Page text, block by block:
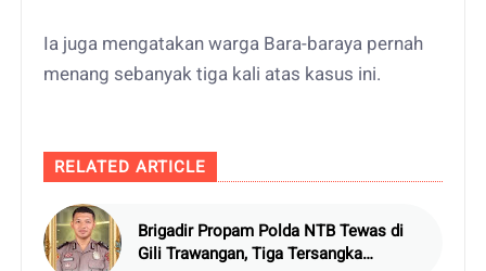
Ia juga mengatakan warga Bara-baraya pernah
menang sebanyak tiga kali atas kasus ini.
RELATED ARTICLE
Brigadir Propam Polda NTB Tewas di
Gili Trawangan, Tiga Tersangka